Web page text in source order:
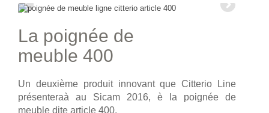
La poignée de
meuble 400
Un deuxième produit innovant que Citterio Line
présenteraà au Sicam 2016, è la poignée de
meuble dite article 400.